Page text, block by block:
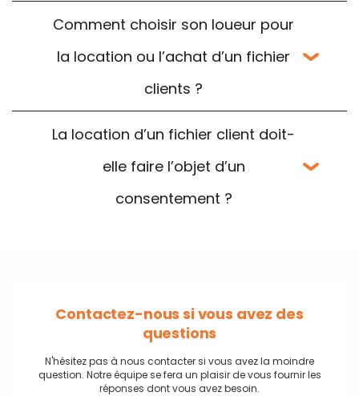
Comment choisir son loueur pour
la location ou l’achat d’un fichier
clients ?
La location d’un fichier client doit-
elle faire l’objet d’un
consentement ?
Contactez-nous si vous avez des
questions
N'hésitez pas à nous contacter si vous avez la moindre
question. Notre équipe se fera un plaisir de vous fournir les
réponses dont vous avez besoin.